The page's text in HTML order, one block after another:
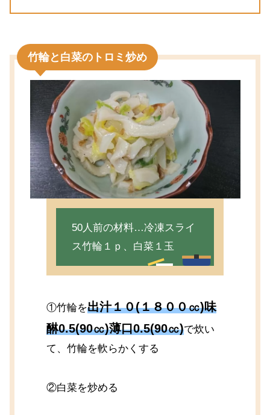
竹輪と白菜のトロミ炒め
50人前の材料…冷凍スライ
ス竹輪１ｐ、白菜１玉
①竹輪を出汁１０(１８００㏄)味
醂0.5(90㏄)薄口0.5(90㏄)で炊い
て、竹輪を軟らかくする
②白菜を炒める